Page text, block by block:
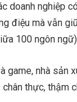
doanh nghiệp
điệu mà vẫn
100 ngôn
game, nhà sản
thực, thậm